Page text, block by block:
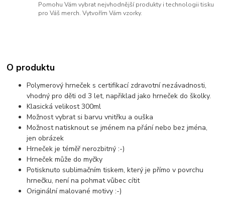
Pomohu Vám vybrat nejvhodnější produkty i technologii tisku
pro Váš merch. Vytvořím Vám vzorky.
O produktu
Polymerový hrneček s certifikací zdravotní nezávadnosti,
vhodný pro děti od 3 let, napřiklad jako hrneček do školky.
Klasická velikost 300ml
Možnost vybrat si barvu vnitřku a ouška
Možnost natisknout se jménem na přání nebo bez jména,
jen obrázek
Hrneček je téměř nerozbitný :-)
Hrneček může do myčky
Potisknuto sublimačním tiskem, který je přímo v povrchu
hrnečku, není na pohmat vůbec cítit
Originální malované motivy :-)